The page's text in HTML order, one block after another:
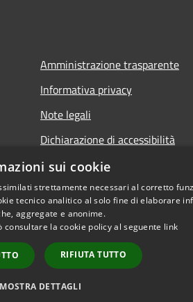
Amministrazione trasparente
Informativa privacy
Note legali
Dichiarazione di accessibilità
Copyright © 2026 •
sui cookie
strettamente necessari al corretto
tecnico analitico al solo fine di elaborare
aggregate e anonime.
consultare la cookie policy al seguente link
RIFIUTA TUTTO
MOSTRA DETTAGLI